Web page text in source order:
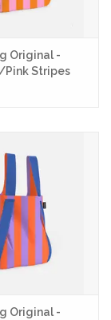
Original -
Pink Stripes
Original -